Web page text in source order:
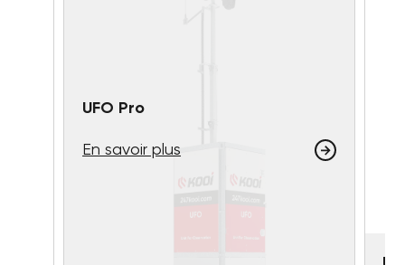
UFO Pro
En savoir plus